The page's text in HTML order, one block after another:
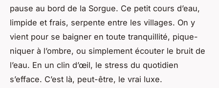
pause au bord de la Sorgue. Ce petit cours d’eau,
limpide et frais, serpente entre les villages. On y
vient pour se baigner en toute tranquillité, pique-
niquer à l’ombre, ou simplement écouter le bruit de
l’eau. En un clin d’œil, le stress du quotidien
s’efface. C’est là, peut-être, le vrai luxe.